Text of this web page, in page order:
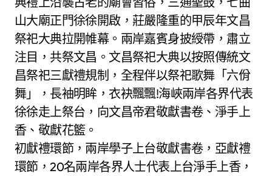
山大廟正門徐徐開啟，莊嚴隆重的甲辰年文昌
祭祀大典拉開帷幕。兩岸嘉賓身披綬帶，肅立
注目，共祭文昌。文昌祭祀大典以按照傳統文
昌祭祀三獻禮規制，全程伴以祭祀歌舞「六佾
舞」，長袖明眸，衣袂飄飄!海峽兩岸各界代表
徐徐走上祭台，向文昌帝君敬獻書卷、淨手上
香、敬獻花籃。
初獻禮環節，兩岸學子上台敬獻書卷，亞獻禮
環節，20名兩岸各界人士代表上台淨手上香，